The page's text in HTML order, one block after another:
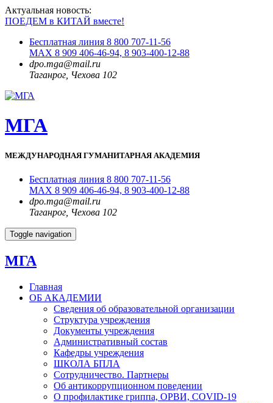
Актуальная новость:
ПОЕДЕМ в КИТАЙ вместе!
Бесплатная линия 8 800 707-11-56
MAX 8 909 406-46-94, 8 903-400-12-88
dpo.mga@mail.ru
Таганрог, Чехова 102
МГА
МЕЖДУНАРОДНАЯ ГУМАНИТАРНАЯ АКАДЕМИЯ
Бесплатная линия 8 800 707-11-56
MAX 8 909 406-46-94, 8 903-400-12-88
dpo.mga@mail.ru
Таганрог, Чехова 102
Toggle navigation
МГА
Главная
ОБ АКАДЕМИИ
Сведения об образовательной организации
Структура учреждения
Документы учреждения
Административный состав
Кафедры учреждения
ШКОЛА БПЛА
Сотрудничество. Партнеры
Об антикоррупционном поведении
О профилактике гриппа, ОРВИ, COVID-19